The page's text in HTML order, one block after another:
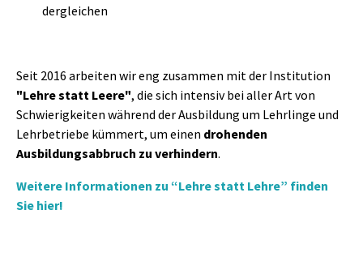
dergleichen
Seit 2016 arbeiten wir eng zusammen mit der Institution
"Lehre statt Leere", die sich intensiv bei aller Art von
Schwierigkeiten während der Ausbildung um Lehrlinge und
Lehrbetriebe kümmert, um einen drohenden
Ausbildungsabbruch zu verhindern.
Weitere Informationen zu “Lehre statt Lehre” finden
Sie hier!